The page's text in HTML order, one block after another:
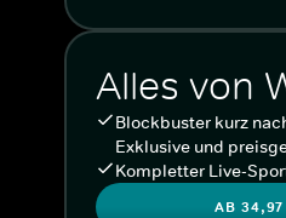
Alles von
Blockbuster kurz
Exklusive und
Kompletter Live-
AB